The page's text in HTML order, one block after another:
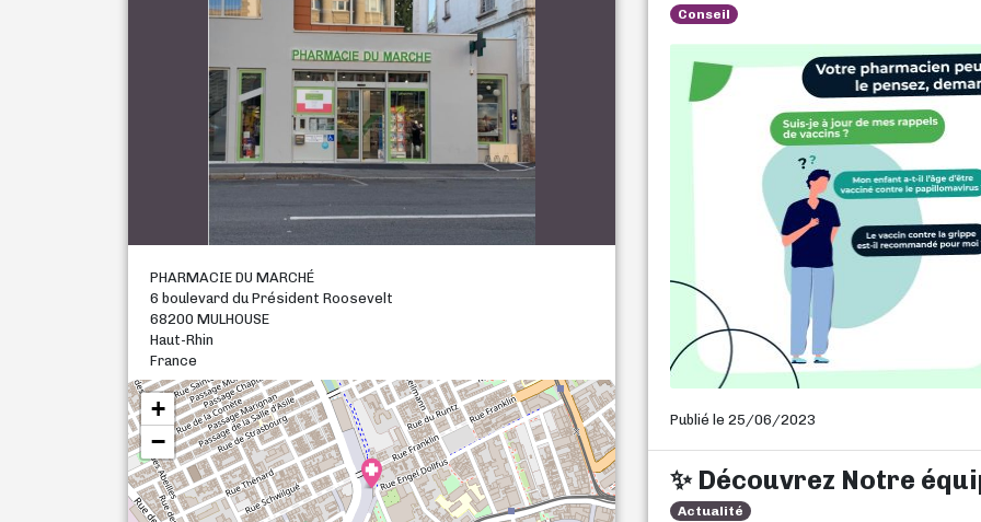
PHARMACIE DU MARCHÉ
6 boulevard du Président Roosevelt
68200 MULHOUSE
Haut-Rhin
France
+
−
Conseil
Publié le 25/06/2023
✨ Découvrez Notre
Actualité